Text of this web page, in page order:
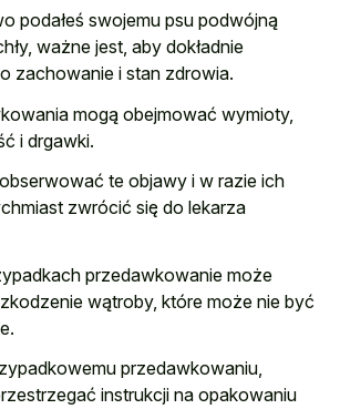
podałeś swojemu psu podwójną
ważne jest, aby dokładnie
zachowanie i stan zdrowia.
mogą obejmować wymioty,
i drgawki.
te objawy i w razie ich
zwrócić się do lekarza
przedawkowanie może
wątroby, które może nie być
przedawkowaniu,
instrukcji na opakowaniu